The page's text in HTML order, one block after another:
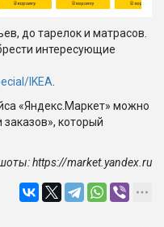
до тарелок и матрасов.
интересующие
IKEA.
«Яндекс.Маркет» можно
который
https://market.yandex.ru